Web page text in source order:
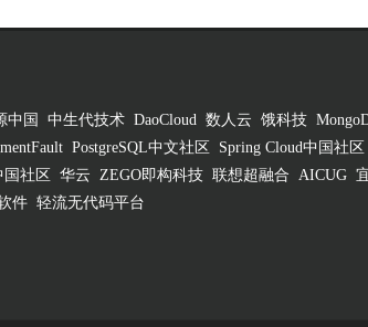
中国 中生代技术 DaoCloud 数人云 饿科技
PostgreSQL中文社区 Spring Cloud中国社区
国社区 华云 ZEGO即构科技 联想超融合 AICUG
件 轻流无代码平台